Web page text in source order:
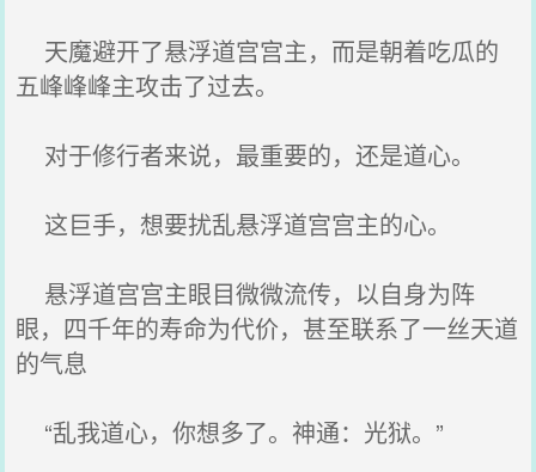
天魔避开了悬浮道宫宫主，而是朝着吃瓜的
五峰峰峰主攻击了过去。
对于修行者来说，最重要的，还是道心。
这巨手，想要扰乱悬浮道宫宫主的心。
悬浮道宫宫主眼目微微流传，以自身为阵
眼，四千年的寿命为代价，甚至联系了一丝天道
的气息
“乱我道心，你想多了。神通：光狱。”